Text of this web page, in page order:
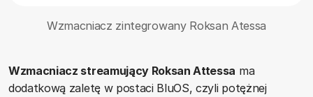
Wzmacniacz zintegrowany Roksan Atessa
Wzmacniacz streamujący Roksan Attessa ma
dodatkową zaletę w postaci BluOS, czyli potężnej